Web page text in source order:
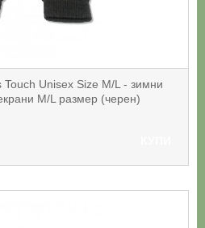
Unisex Size M/L - зимни
M/L размер (черен)